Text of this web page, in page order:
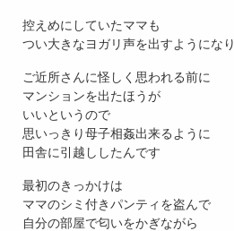
控えめにしていたママも
つい大きなヨガリ声を出すようになり
ご近所さんに怪しく思われる前に
マンションを出たほうが
いいというので
思いっきり母子相姦出来るように
田舎に引越ししたんです
最初のきっかけは
ママのシミ付きパンティを盗んで
自分の部屋で匂いをかぎながら